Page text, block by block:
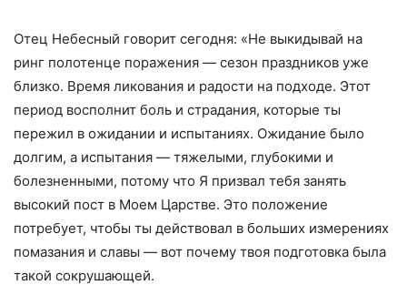
Отец Небесный говорит сегодня: «Не выкидывай на
ринг полотенце поражения — сезон праздников уже
близко. Время ликования и радости на подходе. Этот
период восполнит боль и страдания, которые ты
пережил в ожидании и испытаниях. Ожидание было
долгим, а испытания — тяжелыми, глубокими и
болезненными, потому что Я призвал тебя занять
высокий пост в Моем Царстве. Это положение
потребует, чтобы ты действовал в больших измерениях
помазания и славы — вот почему твоя подготовка была
такой сокрушающей.